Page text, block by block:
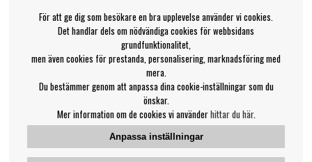
För att ge dig som besökare en bra upplevelse använder vi cookies.
Det handlar dels om nödvändiga cookies för webbsidans
grundfunktionalitet,
men även cookies för prestanda, personalisering, marknadsföring med
mera.
Du bestämmer genom att anpassa dina cookie-inställningar som du
önskar.
Mer information om de cookies vi använderhittar du här.
Anpassa inställningar